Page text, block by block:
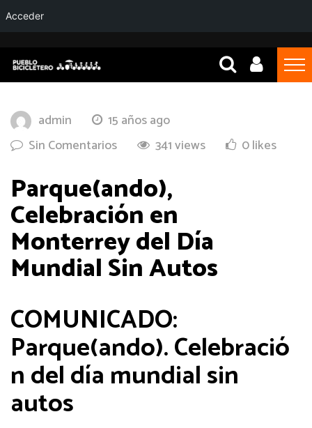
admin
15 años ago
Sin Comentarios
341 views 0 likes
Parque(ando),
Celebración en
Monterrey del Día
Mundial Sin Autos
COMUNICADO:
Parque(ando).Celebració
n del día mundial sin
autos
Acceder